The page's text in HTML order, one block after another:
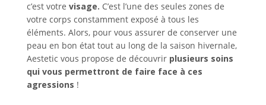
c’est votre visage. C’est l’une des seules zones de
votre corps constamment exposé à tous les
éléments. Alors, pour vous assurer de conserver une
peau en bon état tout au long de la saison hivernale,
Aestetic vous propose de découvrirplusieurs soins
qui vous permettront de faire face à ces
agressions !